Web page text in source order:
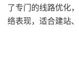
了专门的线路优化
络表现，适合建站